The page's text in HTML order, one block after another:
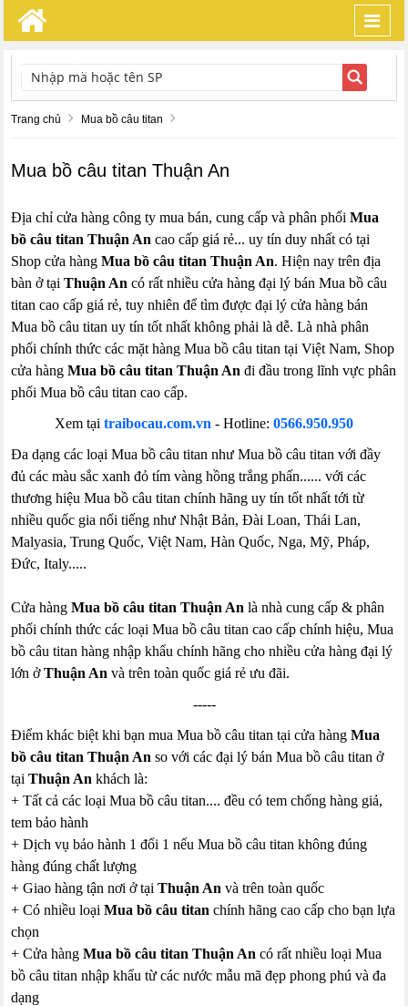
TÌM KIẾM
Trang chủ Mua bồ câu titan
Mua bồ câu titan Thuận An
Địa chỉ cửa hàng công ty mua bán, cung cấp và phân phốiMua
bồ câu titan Thuận An cao cấp giá rẻ... uy tín duy nhất có tại
Shop cửa hàngMua bồ câu titan Thuận An. Hiện nay trên địa
bàn ở tạiThuận An có rất nhiều cửa hàng đại lý bán Mua bồ câu
titan cao cấp giá rẻ, tuy nhiên để tìm được đại lý cửa hàng bán
Mua bồ câu titan uy tín tốt nhất không phải là dễ. Là nhà phân
phối chính thức các mặt hàng Mua bồ câu titan tại Việt Nam, Shop
cửa hàngMua bồ câu titan Thuận An đi đầu trong lĩnh vực phân
phối Mua bồ câu titan cao cấp.
Xem tại traibocau.com.vn - Hotline: 0566.950.950
Đa dạng các loại Mua bồ câu titan như Mua bồ câu titan với đầy
đủ các màu sắc xanh đỏ tím vàng hồng trắng phấn...... với các
thương hiệu Mua bồ câu titan chính hãng uy tín tốt nhất tới từ
nhiều quốc gia nổi tiếng như Nhật Bản, Đài Loan, Thái Lan,
Malyasia, Trung Quốc, Việt Nam, Hàn Quốc, Nga, Mỹ, Pháp,
Đức, Italy.....
Cửa hàngMua bồ câu titan Thuận An là nhà cung cấp & phân
phối chính thức các loại Mua bồ câu titan cao cấp chính hiệu, Mua
bồ câu titan hàng nhập khẩu chính hãng cho nhiều cửa hàng đại lý
lớn ởThuận An và trên toàn quốc giá rẻ ưu đãi.
-----
Điểm khác biệt khi bạn mua Mua bồ câu titan tại cửa hàngMua
bồ câu titan Thuận An so với các đại lý bán Mua bồ câu titan ở
tạiThuận An khách là:
+ Tất cả các loại Mua bồ câu titan.... đều có tem chống hàng giả,
tem bảo hành
+ Dịch vụ bảo hành 1 đổi 1 nếu Mua bồ câu titan không đúng
hàng đúng chất lượng
+ Giao hàng tận nơi ở tạiThuận An và trên toàn quốc
+ Có nhiều loạiMua bồ câu titan chính hãng cao cấp cho bạn lựa
chọn
+ Cửa hàngMua bồ câu titan Thuận An có rất nhiều loại Mua
bồ câu titan nhập khẩu từ các nước mẫu mã đẹp phong phú và đa
dạng